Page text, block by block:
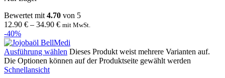
Bewertet mit 4.70 von 5
12.90 € – 34.90 € mit MwSt.
-40%
Ausführung wählen Dieses Produkt weist mehrere Varianten auf.
Die Optionen können auf der Produktseite gewählt werden
Schnellansicht